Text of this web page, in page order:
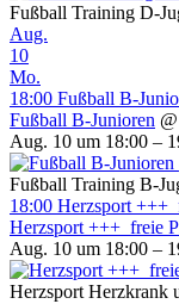
Fußball Training D-
Aug.
10
Mo.
18:00 Fußball B-
Fußball B-Junioren
Aug. 10 um 18:00 –
Fußball Training B-
18:00 Herzsport +++
Herzsport +++ freie
Aug. 10 um 18:00 –
Herzsport Herzkrank